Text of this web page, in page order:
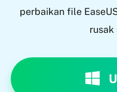
perbaikan file
rusak